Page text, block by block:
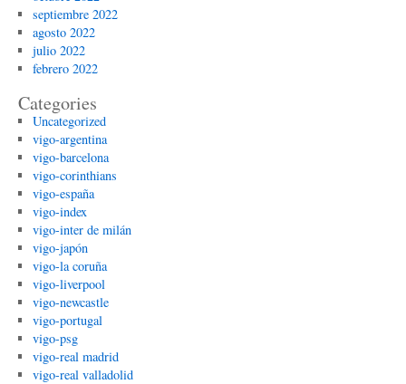
septiembre 2022
agosto 2022
julio 2022
febrero 2022
Categories
Uncategorized
vigo-argentina
vigo-barcelona
vigo-corinthians
vigo-españa
vigo-index
vigo-inter de milán
vigo-japón
vigo-la coruña
vigo-liverpool
vigo-newcastle
vigo-portugal
vigo-psg
vigo-real madrid
vigo-real valladolid